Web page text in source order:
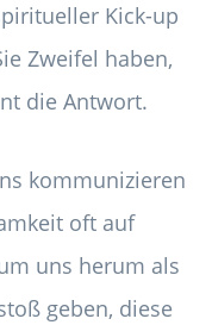
Kick-up
Zweifel haben,
die Antwort.
kommunizieren
oft auf
uns herum als
geben, diese